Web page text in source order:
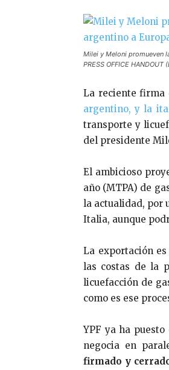
Milei y Meloni promueven
PRESS OFFICE HANDOUT
La reciente firma
argentino, y la
transporte y
del presidente
El ambicioso
año (MTPA) de
la actualidad, por
Italia, aunque
La exportación
las costas de la
licuefacción de
como es ese
YPF ya ha
negocia en
firmado y